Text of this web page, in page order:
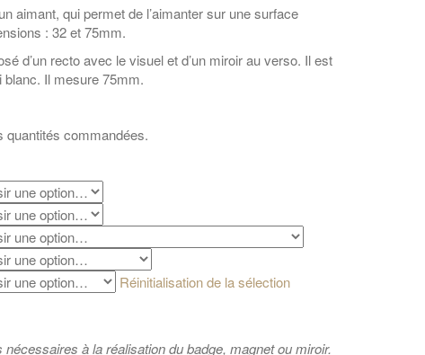
aimant, qui permet de l’aimanter sur une surface
: 32 et 75mm.
d’un recto avec le visuel et d’un miroir au verso. Il est
Il mesure 75mm.
quantités commandées.
Réinitialisation de la sélection
à la réalisation du badge, magnet ou miroir.